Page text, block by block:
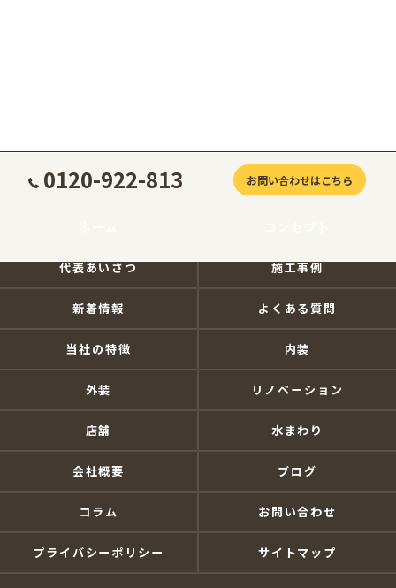
0120-922-813 お問い合わせはこちら
代表あいさつ 施工事例
新着情報 よくある質問
当社の特徴 内装
外装 リノベーション
店舗 水まわり
会社概要 ブログ
コラム お問い合わせ
プライバシーポリシー サイトマップ